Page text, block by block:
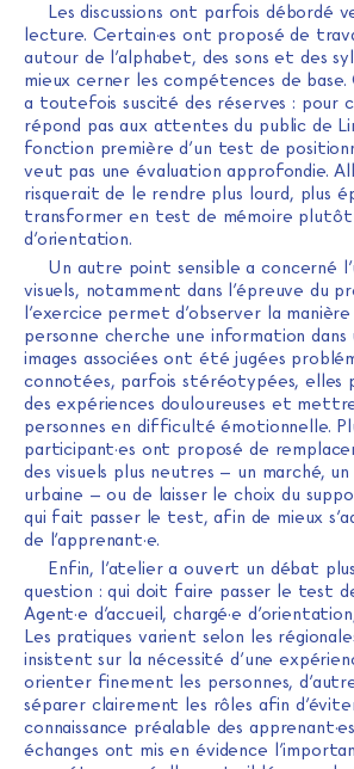
Les discussions ont parfois débordé
lecture. Certain·es ont proposé de
autour de l’alphabet, des sons et des
mieux cerner les compétences de
a toutefois suscité des réserves : pour
répond pas aux attentes du public de
fonction première d’un test de
veut pas une évaluation approfondie.
risquerait de le rendre plus lourd, plus
transformer en test de mémoire plutôt
d’orientation.
Un autre point sensible a concerné
visuels, notamment dans l’épreuve du
l’exercice permet d’observer la
personne cherche une information dans
images associées ont été jugées
connotées, parfois stéréotypées, elles
des expériences douloureuses et
personnes en difficulté émotionnelle.
participant·es ont proposé de
des visuels plus neutres – un marché,
urbaine – ou de laisser le choix du
qui fait passer le test, afin de mieux
de l’apprenant·e.
Enfin, l’atelier a ouvert un débat
question : qui doit faire passer le test
Agent·e d’accueil, chargé·e
Les pratiques varient selon les
insistent sur la nécessité d’une
orienter finement les personnes,
séparer clairement les rôles afin
connaissance préalable des
échanges ont mis en évidence